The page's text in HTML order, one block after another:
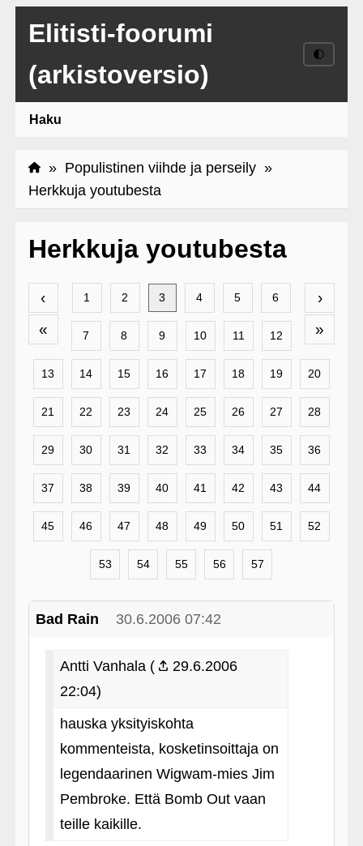
Elitisti-foorumi
(arkistoversio)
🌓
Haku
» Populistinen viihde ja perseily»
Herkkuja youtubesta
Herkkuja youtubesta
‹
«
›
»
1 2 3 4 5 6
7 8 9 10 11 12
13 14 15 16 17 18 19 20
21 22 23 24 25 26 27 28
29 30 31 32 33 34 35 36
37 38 39 40 41 42 43 44
45 46 47 48 49 50 51 52
53 54 55 56 57
Bad Rain 30.6.2006 07:42
Antti Vanhala (
29.6.2006
22:04)
hauska yksityiskohta
kommenteista, kosketinsoittaja on
legendaarinen Wigwam-mies Jim
Pembroke. Että Bomb Out vaan
teille kaikille.